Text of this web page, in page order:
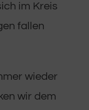
im Kreis
fallen
wieder
wir dem